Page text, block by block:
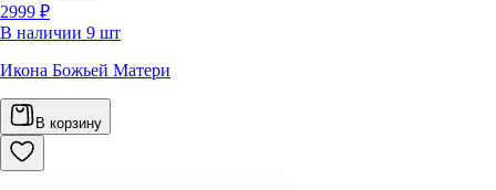
2999 ₽
В наличии 9 шт
Икона Божьей Матери
В корзину